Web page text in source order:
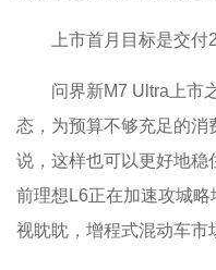
上市首月目标是交付
问界新M7 Ultra上市
态，为预算不够充足的
说，这样也可以更好地稳
前理想L6正在加速攻城
视眈眈，增程式混动车市